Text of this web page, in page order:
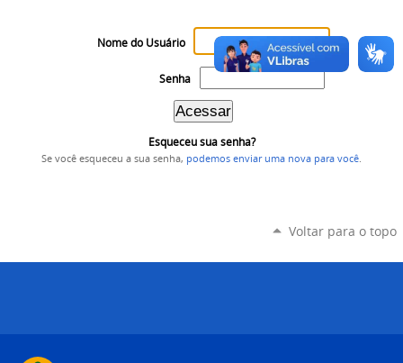
Nome do Usuário
Senha
Esqueceu sua senha?
Se você esqueceu a sua senha, podemos enviar uma nova para você
Voltar para o topo